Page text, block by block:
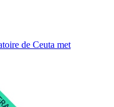
de Ceuta met